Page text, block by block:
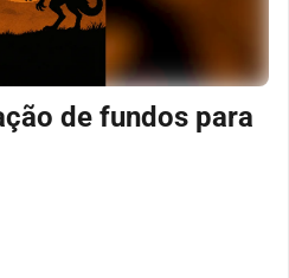
de fundos para